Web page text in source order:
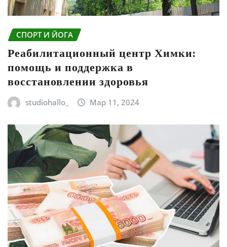
СПОРТ И ЙОГА
Реабилитационный центр Химки:
помощь и поддержка в
восстановлении здоровья
studiohallo_ Мар 11, 2024